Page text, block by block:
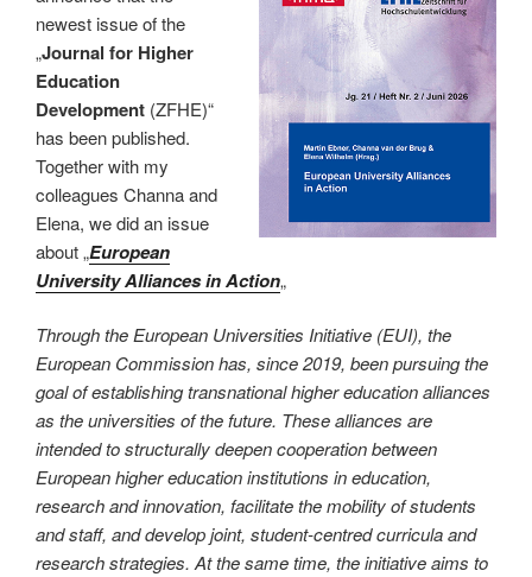
newest issue of the
„Journal for Higher
Education
Development (ZFHE)“
has been published.
Together with my
colleagues Channa and
Elena, we did an issue
about „European
University Alliances in Action„
Through the European Universities Initiative (EUI), the
European Commission has, since 2019, been pursuing the
goal of establishing transnational higher education alliances
as the universities of the future. These alliances are
intended to structurally deepen cooperation between
European higher education institutions in education,
research and innovation, facilitate the mobility of students
and staff, and develop joint, student-centred curricula and
research strategies. At the same time, the initiative aims to